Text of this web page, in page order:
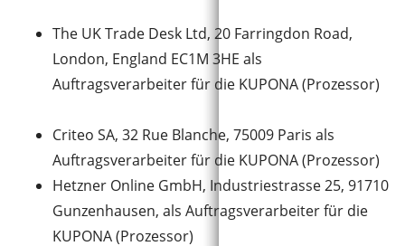
The UK Trade Desk Ltd, 20 Farringdon Road,
London, England EC1M 3HE als
Auftragsverarbeiter für die KUPONA (Prozessor)
Criteo SA, 32 Rue Blanche, 75009 Paris als
Auftragsverarbeiter für die KUPONA (Prozessor)
Hetzner Online GmbH, Industriestrasse 25, 91710
Gunzenhausen, als Auftragsverarbeiter für die
KUPONA (Prozessor)